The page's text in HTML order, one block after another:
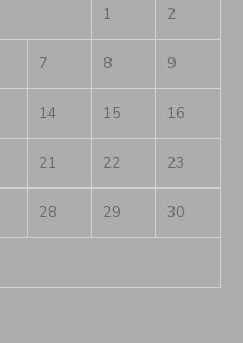
1 2
7 8 9
14 15 16
21 22 23
28 29 30